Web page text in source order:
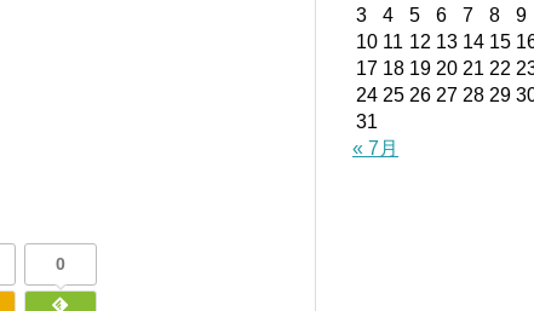
0
3
4 5 6 7 8
9
10 11 12 13 14 15
17 18 19 20 21 22
24 25 26 27 28 29
31
« 7月